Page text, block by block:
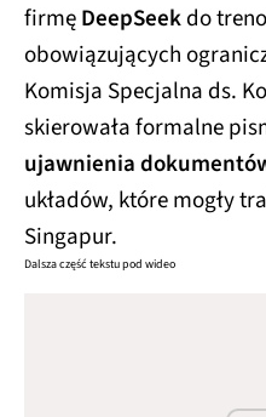
firmęDeepSeekdo
obowiązujących
Komisja Specjalna ds.
skierowała formalne
ujawnienia
układów, które mogły
Singapur.
Dalsza część tekstu pod wideo